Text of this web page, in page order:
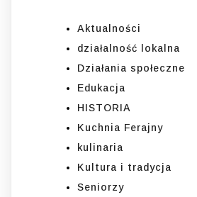
Aktualności
działalność lokalna
Działania społeczne
Edukacja
HISTORIA
Kuchnia Ferajny
kulinaria
Kultura i tradycja
Seniorzy